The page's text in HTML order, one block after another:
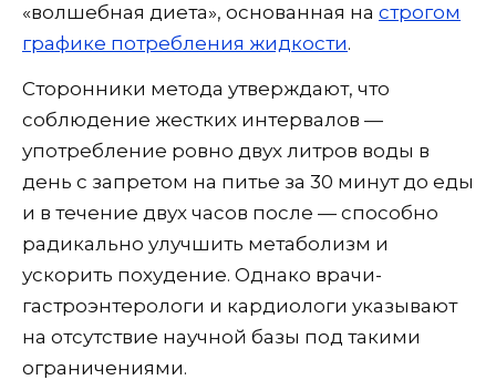
«волшебная диета», основанная на строгом
графике потребления жидкости.
Сторонники метода утверждают, что
соблюдение жестких интервалов —
употребление ровно двух литров воды в
день с запретом на питье за 30 минут до еды
и в течение двух часов после — способно
радикально улучшить метаболизм и
ускорить похудение. Однако врачи-
гастроэнтерологи и кардиологи указывают
на отсутствие научной базы под такими
ограничениями.